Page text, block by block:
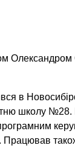
Олександром
в
школу